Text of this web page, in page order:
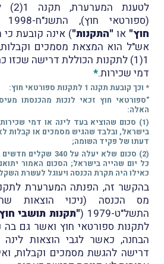
(ספורטאי חוץ), התשנ"ח-1998 (
חוץ" או "התקנות") אינה קובעת
אש"ל הוא המצאת מסמכים
1(1) לתקנות הכוללת דרישה
דמי שכירות.*
* וכך קובעת תקנה 1 לתקנות ספורטאי חוץ:
"ספורטאי חוץ זכאי לנכות מהכנסתו
האלה:
(1) סכום שהוציא בעד לינה או דמי
בישראל, ובלבד שהגיש מסמכים או קבלות
דעתו של פקיד השומה;
(2) סכום שלא יעלה על
כאילו היה תקרת הכנסה ויעוגל לעשרת
מס הכנסה (ניכוי הוצאות
התשל"ט-1979 (
"תקנות תושבי
לתקנות ספורטאי חוץ ואשר גם בה
הבחנה, כאשר לגבי הוצאות לינה
דרישה להגשת מסמכים וקבלות,